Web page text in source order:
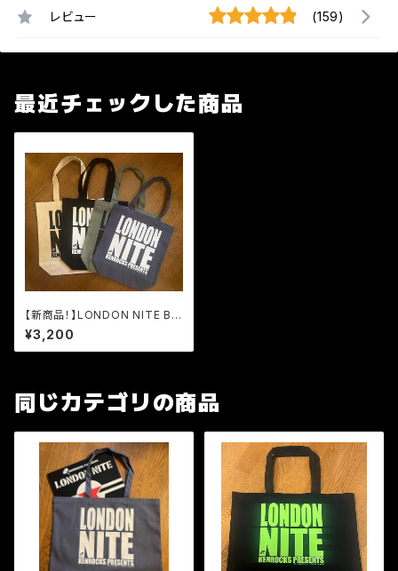
レビュー (159)
最近チェックした商品
【新商品！】LONDON NITE BI
G LOGO トートバッグ Mサイズ
¥3,200
同じカテゴリの商品